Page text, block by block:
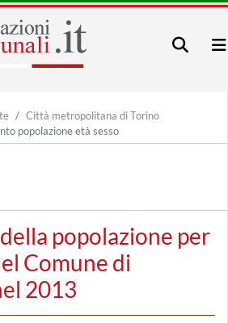
Città metropolitana di Torino
popolazione età sesso
popolazione per
Comune di
2013